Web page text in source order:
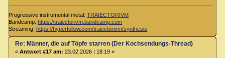
Progressive instrumental metal:TRAIECTORIVM
Bandcamp:https://traiectorivm.bandcamp.com
Streaming:https://hyperfollow.com/traiectorivm/synthesis
Re: Männer, die auf Töpfe starren (Der Kochsendungs-Thread)
« Antwort #17 am: 23.02.2026 | 18:19 »